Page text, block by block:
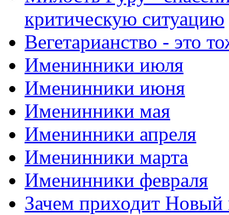
критическую ситуацию
Вегетарианство - это
Именинники июля
Именинники июня
Именинники мая
Именинники апреля
Именинники марта
Именинники февраля
Зачем приходит Новый